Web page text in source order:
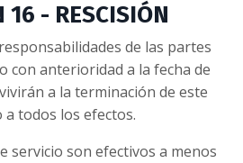
16 - RESCISIÓN
de las partes
con anterioridad a la fecha de
a la terminación de este
a todos los efectos.
servicio son efectivos a menos